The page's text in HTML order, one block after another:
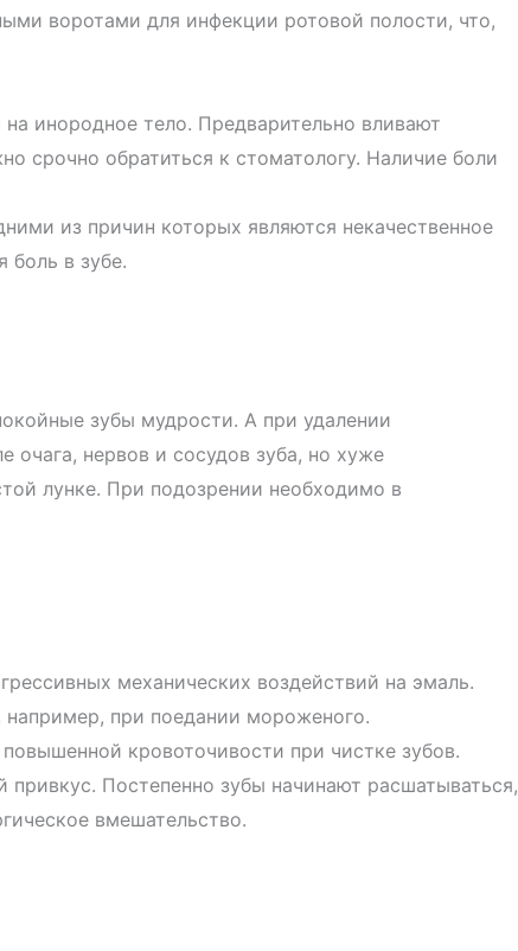
воротами для инфекции ротовой полости, что,
инородное тело. Предварительно вливают
срочно обратиться к стоматологу. Наличие боли
из причин которых являются некачественное
боль в зубе.
зубы мудрости. А при удалении
очага, нервов и сосудов зуба, но хуже
лунке. При подозрении необходимо в
механических воздействий на эмаль.
например, при поедании мороженого.
кровоточивости при чистке зубов.
Постепенно зубы начинают расшатываться,
вмешательство.